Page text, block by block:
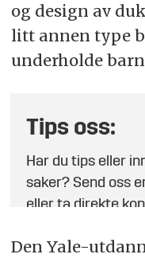
og design av
litt annen type
underholde
Tips oss:
Har du tips eller
saker? Send oss
eller ta direkte
Den Yale-